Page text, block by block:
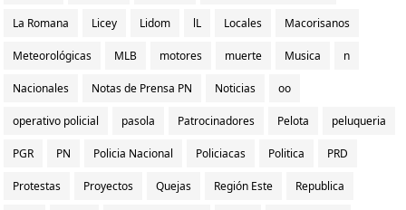
La Romana Licey Lidom lL Locales Macorisanos
Meteorológicas MLB motores muerte Musica n
Nacionales Notas de Prensa PN Noticias oo
operativo policial pasola Patrocinadores Pelota peluqueria
PGR PN Policia Nacional Policiacas Politica PRD
Protestas Proyectos Quejas Región Este Republica